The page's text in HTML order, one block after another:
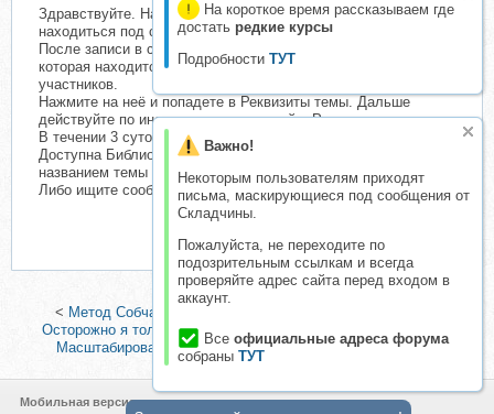
На короткое время рассказываем где
достать редкие курсы
Подробности ТУТ
Важно!
Некоторым пользователям приходят
письма, маскирующиеся под сообщения от
Складчины.
Пожалуйста, не переходите по
подозрительным ссылкам и всегда
проверяйте адрес сайта перед входом в
аккаунт.
Все официальные адреса форума
собраны ТУТ
Здравствуйте. Нажмите кнопку записаться. Кнопка
находиться под списком участников.
После записи в скадчину у вас появилась кнопка Реквизиты,
которая находится между названием темы и списком
участников.
Нажмите на неё и попадете в Реквизиты темы. Дальше
действуйте по инструкции написанной в Реквизитах.
В течении 3 суток ваш платеж проверят и вам станет
Доступна Библиотека. Кнопка Библиотека находится между
названием темы и списком участников.
Либо ищите сообщения во входящих сообщений на форуме.
< Метод Собчак. Деньги. Карьера. Коммуникации. Тариф
Осторожно я только спросить (Ксения Собчак)
[Лайк Центр]
Масштабирование бизнеса, 14 поток (Аяз Шабутдинов)>
Мобильная версия